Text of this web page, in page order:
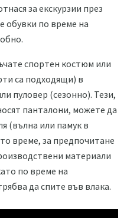
за екскурзии през
обувки по време на
спортен костюм или
са подходящи) в
пуловер (сезонно). Тези,
панталони, можете да
(вълна или памук в
време, за предпочитане
материали
по време на
да спите във влака.